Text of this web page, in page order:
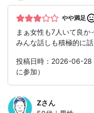
やや満足
まぁ女性も7人いて良か
みんな話しも積極的に
投稿日時：2026-06-28
に参加）
Zさん